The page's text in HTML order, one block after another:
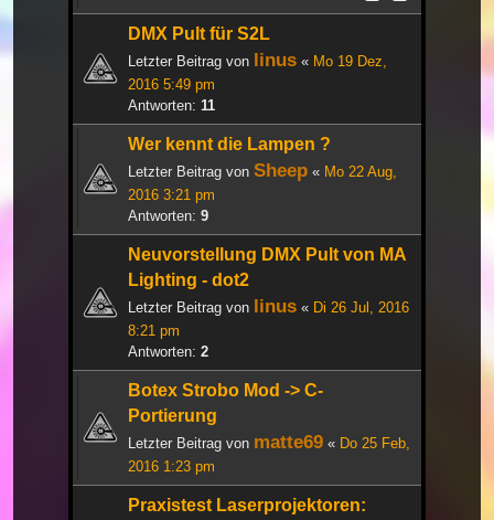
DMX Pult für S2L
Letzter Beitrag von linus « Mo 19 Dez,
2016 5:49 pm
Antworten: 11
Wer kennt die Lampen ?
Letzter Beitrag von Sheep « Mo 22 Aug,
2016 3:21 pm
Antworten: 9
Neuvorstellung DMX Pult von MA
Lighting - dot2
Letzter Beitrag von linus « Di 26 Jul, 2016
8:21 pm
Antworten: 2
Botex Strobo Mod -> C-
Portierung
Letzter Beitrag von matte69 « Do 25 Feb,
2016 1:23 pm
Praxistest Laserprojektoren: